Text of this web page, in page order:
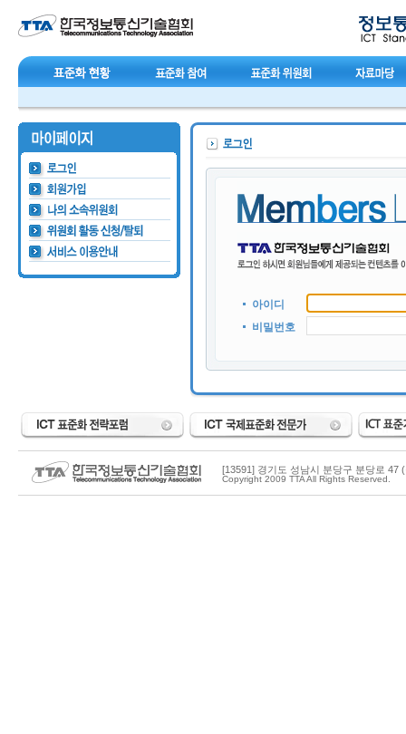
아이디
비밀번호
[13591] 경기도 성남시 분당구 분당로 47
Copyright 2009 TTA All Rights Reserved.